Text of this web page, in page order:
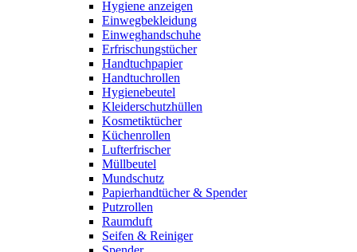
Hygiene anzeigen
Einwegbekleidung
Einweghandschuhe
Erfrischungstücher
Handtuchpapier
Handtuchrollen
Hygienebeutel
Kleiderschutzhüllen
Kosmetiktücher
Küchenrollen
Lufterfrischer
Müllbeutel
Mundschutz
Papierhandtücher & Spender
Putzrollen
Raumduft
Seifen & Reiniger